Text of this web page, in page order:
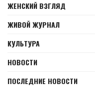
ЖЕНСКИЙ ВЗГЛЯД
ЖИВОЙ ЖУРНАЛ
КУЛЬТУРА
НОВОСТИ
ПОСЛЕДНИЕ НОВОСТИ